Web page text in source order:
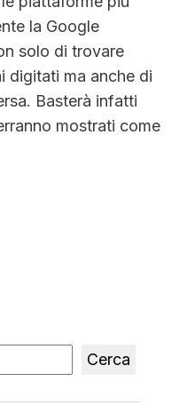
la Google
solo di trovare
digitati ma anche di
Basterà infatti
mostrati come
Cerca